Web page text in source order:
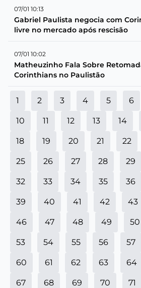
07/01 10:13
Gabriel Paulista negocia com
livre no mercado após rescisão
07/01 10:02
Matheuzinho Fala Sobre
Corinthians no Paulistão
1 2 3 4 5 6
10 11 12 13 14
18 19 20 21 22
25 26 27 28 29
32 33 34 35 36
39 40 41 42 43
46 47 48 49 50
53 54 55 56 57
60 61 62 63 64
67 68 69 70 71